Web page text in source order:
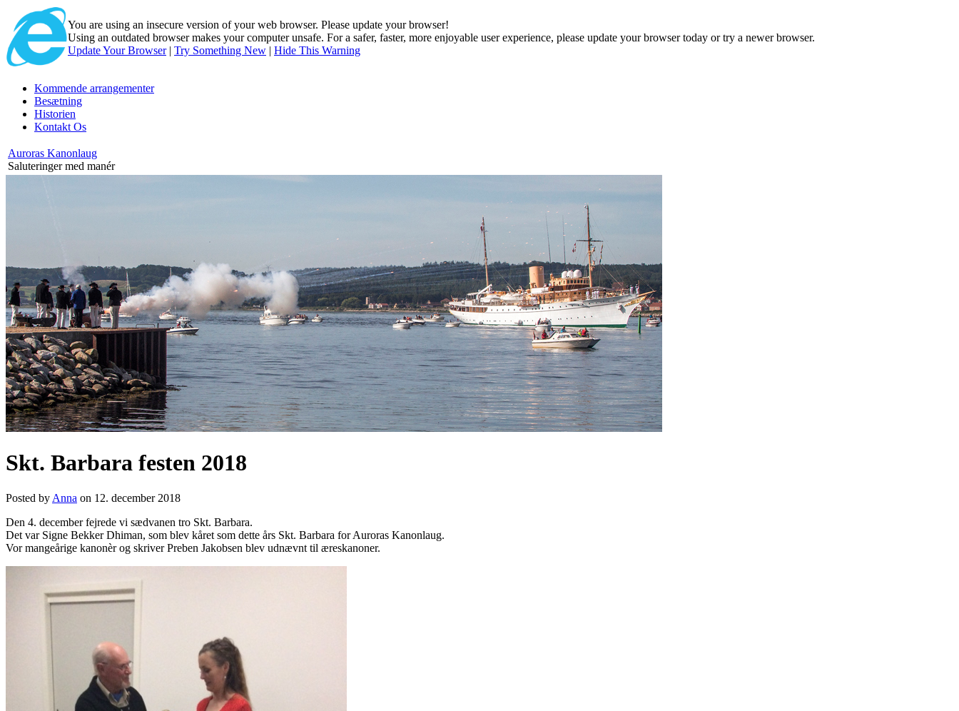
You are using an insecure version ofyour web browser. Please update your browser!
Using an outdated browser makes your computer unsafe. For a safer, faster, more enjoyable user experience, please update your browser today or try a newer browser.
Update Your Browser| Try Something New | Hide This Warning
Kommende arrangementer
Besætning
Historien
Kontakt Os
Auroras Kanonlaug
Saluteringer med manér
Skt. Barbara festen 2018
Posted by Anna on 12. december 2018
Den 4. december fejrede vi sædvanen tro Skt. Barbara.
Det var Signe Bekker Dhiman, som blev kåret som dette års Skt. Barbara for Auroras Kanonlaug.
Vor mangeårige kanonèr og skriver Preben Jakobsen blev udnævnt til æreskanoner.